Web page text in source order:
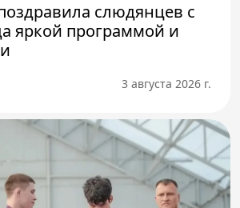
слюдянцев с
яркой программой и
3 августа 2026 г.